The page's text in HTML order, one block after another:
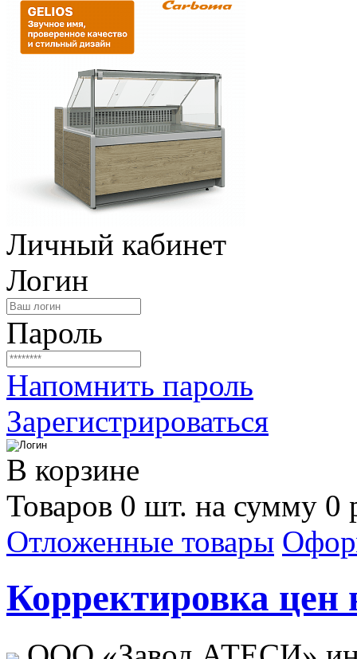
Личный кабинет
Логин
Пароль
Напомнить пароль
Зарегистрироваться
В корзине
Товаров 0 шт. на сумму 0
Отложенные товары
Корректировка цен